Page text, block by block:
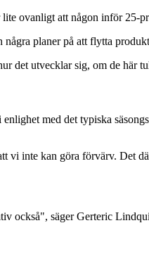
ovanligt att någon inför
planer på att flytta
det utvecklar sig, om de här
med det typiska
inte kan göra förvärv. Det
också", säger Gerteric